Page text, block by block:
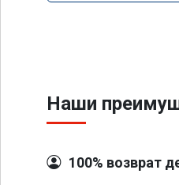
Наши
100% возврат